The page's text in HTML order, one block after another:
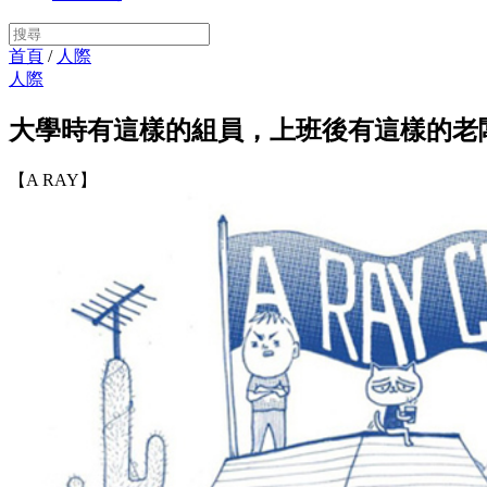
首頁 / 人際
人際
大學時有這樣的組員，上班後有這樣的老
【A RAY】